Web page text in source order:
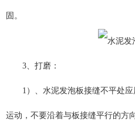
固。
3、打磨：
1）、水泥发泡板接缝不平处
运动，不要沿着与板接缝平行的方